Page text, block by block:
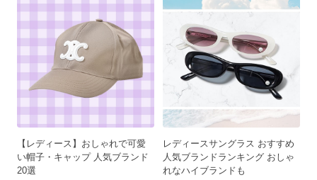
【レディース】おしゃれで可愛
い帽子・キャップ 人気ブランド
20選
レディースサングラス おすすめ
人気ブランドランキング おしゃ
れなハイブランドも